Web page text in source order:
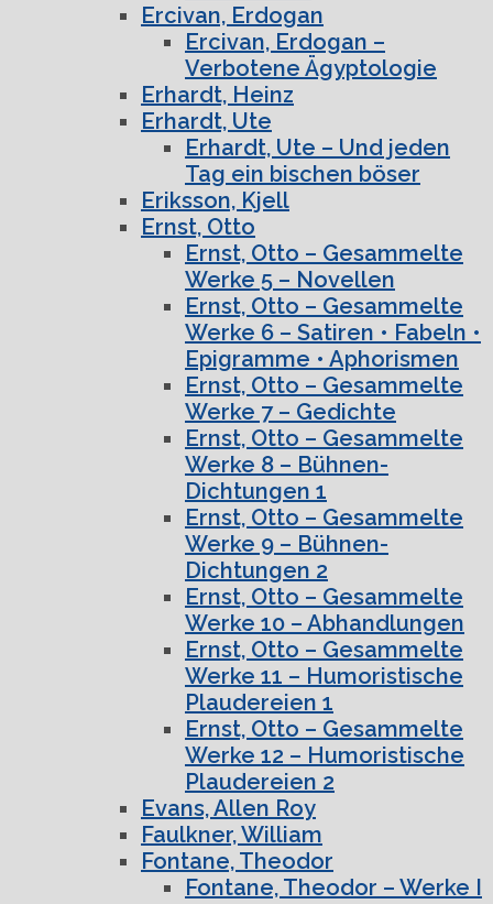
Ercivan, Erdogan
Ercivan, Erdogan –
Verbotene Ägyptologie
Erhardt, Heinz
Erhardt, Ute
Erhardt, Ute – Und jeden
Tag ein bischen böser
Eriksson, Kjell
Ernst, Otto
Ernst, Otto – Gesammelte
Werke 5 – Novellen
Ernst, Otto – Gesammelte
Werke 6 – Satiren • Fabeln •
Epigramme • Aphorismen
Ernst, Otto – Gesammelte
Werke 7 – Gedichte
Ernst, Otto – Gesammelte
Werke 8 – Bühnen-
Dichtungen 1
Ernst, Otto – Gesammelte
Werke 9 – Bühnen-
Dichtungen 2
Ernst, Otto – Gesammelte
Werke 10 – Abhandlungen
Ernst, Otto – Gesammelte
Werke 11 – Humoristische
Plaudereien 1
Ernst, Otto – Gesammelte
Werke 12 – Humoristische
Plaudereien 2
Evans, Allen Roy
Faulkner, William
Fontane, Theodor
Fontane, Theodor – Werke I